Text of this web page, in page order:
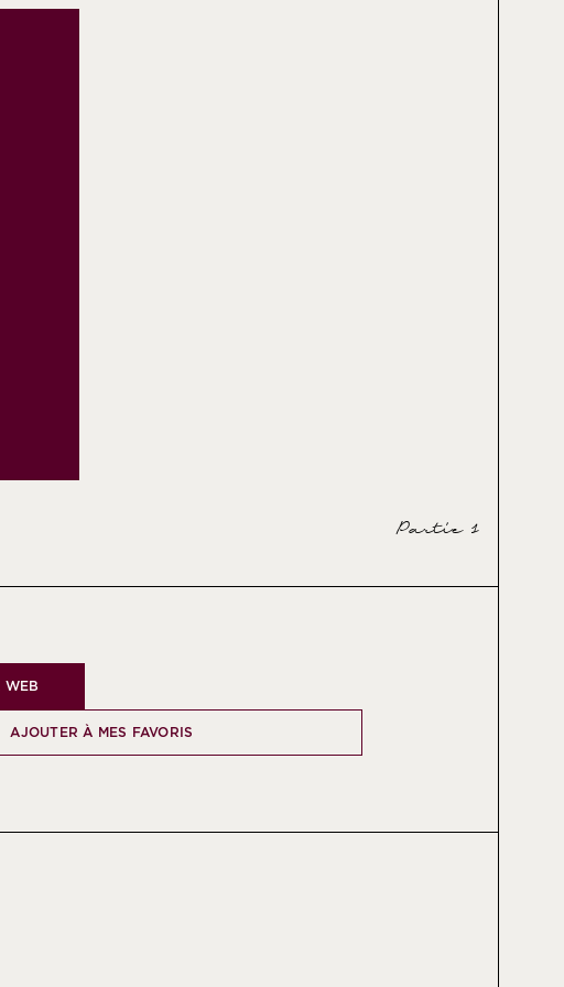
Partie 1
WEB
AJOUTER À MES FAVORIS